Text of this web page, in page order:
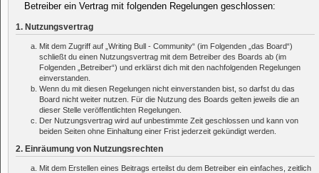
Betreiber ein Vertrag mit folgenden Regelungen geschlossen:
1. Nutzungsvertrag
Mit dem Zugriff auf „Writing Bull - Community“ (im Folgenden „das Board“)
schließt du einen Nutzungsvertrag mit dem Betreiber des Boards ab (im
Folgenden „Betreiber“) und erklärst dich mit den nachfolgenden Regelungen
einverstanden.
Wenn du mit diesen Regelungen nicht einverstanden bist, so darfst du das
Board nicht weiter nutzen. Für die Nutzung des Boards gelten jeweils die an
dieser Stelle veröffentlichten Regelungen.
Der Nutzungsvertrag wird auf unbestimmte Zeit geschlossen und kann von
beiden Seiten ohne Einhaltung einer Frist jederzeit gekündigt werden.
2. Einräumung von Nutzungsrechten
Mit dem Erstellen eines Beitrags erteilst du dem Betreiber ein einfaches, zeitlich